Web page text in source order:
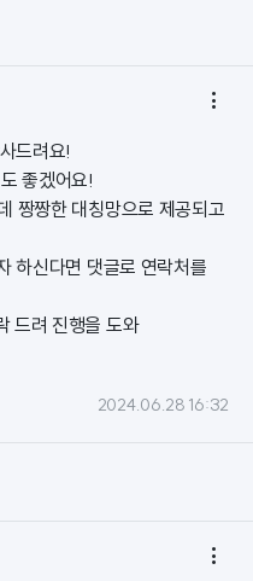

드려요!
좋겠어요!
짱짱한 대칭망으로 제공되고
하신다면 댓글로 연락처를
드려 진행을 도와
2024.06.28 16:32
